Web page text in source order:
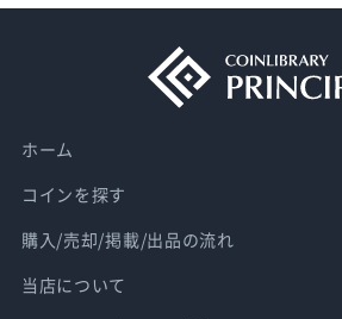
ホーム
コインを探す
購入/売却/掲載/出品の流れ
当店について